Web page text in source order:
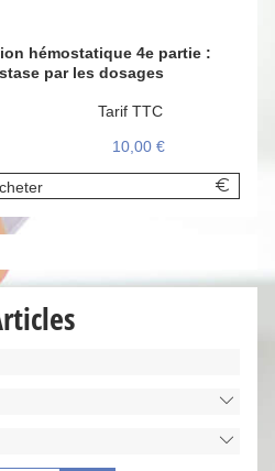
hémostatique 4e partie :
par les dosages
Tarif TTC
10,00 €